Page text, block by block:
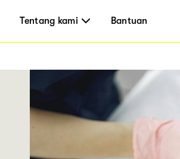
Tentang kami Bantuan